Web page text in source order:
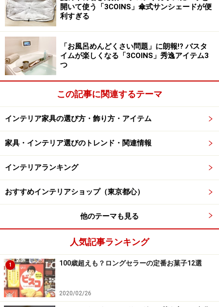
開いて使う「3COINS」傘式サンシェードが便
利すぎる
「お風呂めんどくさい問題」に朗報!? バスタ
イムが楽しくなる「3COINS」秀逸アイテム3
つ
この記事に関連するテーマ
インテリア家具の選び方・飾り方・アイテム
家具・インテリア選びのトレンド・関連情報
インテリアランキング
おすすめインテリアショップ（東京都心）
他のテーマも見る
人気記事ランキング
1 100歳超えも？ロングセラーの定番お菓子12選
2020/02/26